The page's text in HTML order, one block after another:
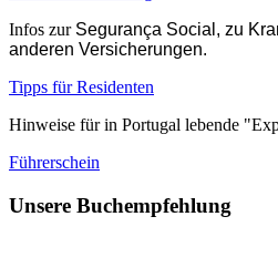
Infos zur Segurança Social, zu
anderen Versicherungen.
Tipps für Residenten
Hinweise für in Portugal lebende
Führerschein
Unsere Buchempfehlung